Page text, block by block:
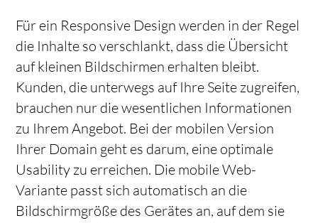
Für ein Responsive Design werden in der Regel
die Inhalte so verschlankt, dass die Übersicht
auf kleinen Bildschirmen erhalten bleibt.
Kunden, die unterwegs auf Ihre Seite zugreifen,
brauchen nur die wesentlichen Informationen
zu Ihrem Angebot. Bei der mobilen Version
Ihrer Domain geht es darum, eine optimale
Usability zu erreichen. Die mobile Web-
Variante passt sich automatisch an die
Bildschirmgröße des Gerätes an, auf dem sie